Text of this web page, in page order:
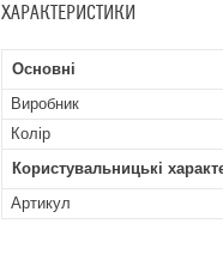
ХАРАКТЕРИСТИКИ
Основні
Виробник
Колір
Користувальницькі
Артикул